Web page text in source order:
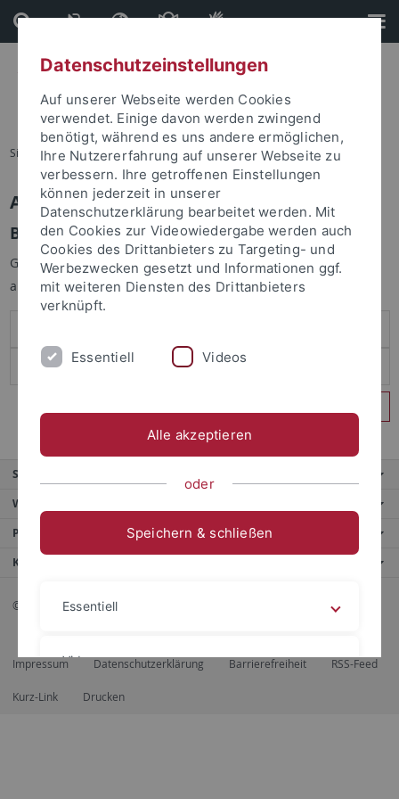
Direkt
zum
Inhalt
Direkt
zur
Fußleiste
Sie sind hier: Startseite
Anmelden
Benutzeranmeldung
Geben Sie Ihren Benutzernamen und Ihr Passwort an um sich
anzumelden:
Service
Weitere Angebote
Portale
Kontaktinfo
© 2026 Eberhard Karls Universität Tübingen, Tübingen
Impressum Datenschutzerklärung Barrierefreiheit RSS-Feed
Kurz-Link Drucken
Datenschutzeinstellungen
Auf unserer Webseite werden Cookies
verwendet. Einige davon werden zwingend
benötigt, während es uns andere ermöglichen,
Ihre Nutzererfahrung auf unserer Webseite zu
verbessern. Ihre getroffenen Einstellungen
können jederzeit in unserer
Datenschutzerklärung bearbeitet werden. Mit
den Cookies zur Videowiedergabe werden auch
Cookies des Drittanbieters zu Targeting- und
Werbezwecken gesetzt und Informationen ggf.
mit weiteren Diensten des Drittanbieters
verknüpft.
Essentiell Videos
Alle akzeptieren
oder
Speichern & schließen
Essentiell
Videos